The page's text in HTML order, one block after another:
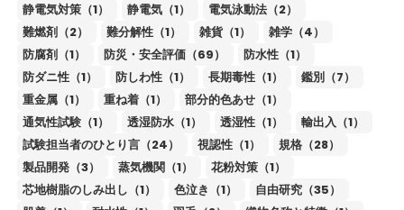
静電気対策（1）
静電気（1）
電気泳動法（2）
難燃剤（2）
難分解性（1） 雑貨（1）
雑学（4）
防腐剤（1）
防災・安全評価（69）
防水性（1）
防ダニ性（1）
防しわ性（1） 長期毒性（1）
鑑別（7）
重金属（1）
重ね着（1）
部分的色あせ（1）
通気性試験（1）
透湿防水（1） 透湿性（1）
輸出入（1）
試験担当者のひとり言（24）
視認性（1）
規格（28）
製品開発（3）
蒸気機関（1）
花粉対策（1）
芯地樹脂のしみ出し（1）
色泣き（1）
自由研究（35）